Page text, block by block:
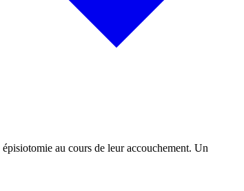
au cours de leur accouchement. Un